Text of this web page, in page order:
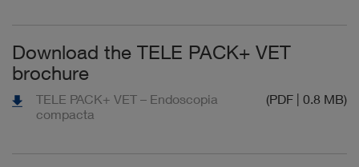
Download the TELE PACK+ VET
brochure
TELE PACK+ VET – Endoscopia
compacta
(PDF | 0.8 MB)